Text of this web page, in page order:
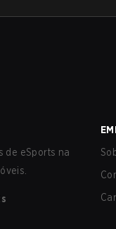
de eSports na